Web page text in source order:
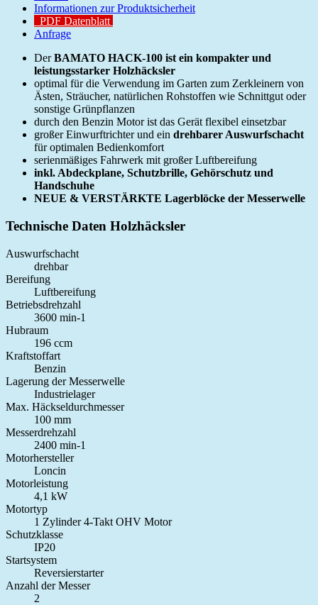
Informationen zur Produktsicherheit
PDF Datenblatt
Anfrage
DerBAMATO HACK-100 ist ein kompakter und
leistungsstarker Holzhäcksler
optimal für die Verwendung im Garten zum Zerkleinern von
Ästen, Sträucher, natürlichen Rohstoffen wie Schnittgut oder
sonstige Grünpflanzen
durch den Benzin Motor ist das Gerät flexibel einsetzbar
großer Einwurftrichter und ein drehbarer Auswurfschacht
für optimalen Bedienkomfort
serienmäßiges Fahrwerk mit großer Luftbereifung
inkl. Abdeckplane, Schutzbrille, Gehörschutz und
Handschuhe
NEUE & VERSTÄRKTE Lagerblöcke der Messerwelle
Technische Daten Holzhäcksler
Auswurfschacht
drehbar
Bereifung
Luftbereifung
Betriebsdrehzahl
3600 min-1
Hubraum
196 ccm
Kraftstoffart
Benzin
Lagerung der Messerwelle
Industrielager
Max. Häckseldurchmesser
100 mm
Messerdrehzahl
2400 min-1
Motorhersteller
Loncin
Motorleistung
4,1 kW
Motortyp
1 Zylinder 4-Takt OHV Motor
Schutzklasse
IP20
Startsystem
Reversierstarter
Anzahl der Messer
2